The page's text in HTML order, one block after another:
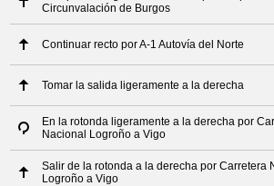
Circunvalación de Burgos
Continuar recto por A-1 Autovía del Norte
Tomar la salida ligeramente a la derecha
En la rotonda ligeramente a la derecha por
Nacional Logroño a Vigo
Salir de la rotonda a la derecha por Carretera
Logroño a Vigo